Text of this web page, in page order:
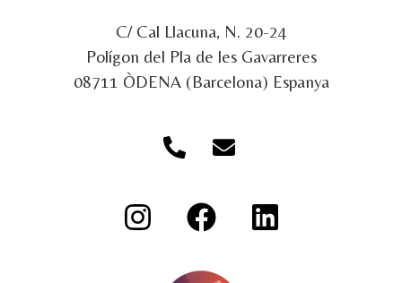
C/ Cal Llacuna, N. 20-24
Polígon del Pla de les Gavarreres
08711 ÒDENA (Barcelona) Espanya